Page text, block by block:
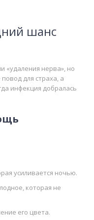
шанс
«удаления нерва», но
для страха, а
инфекция добралась
усиливается ночью.
которая не
его цвета.